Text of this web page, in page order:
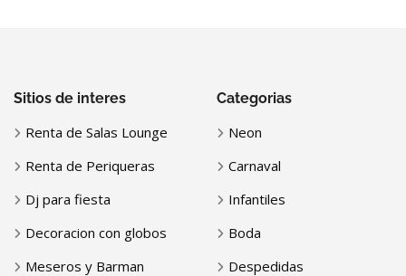
Sitios de interes
Renta de Salas Lounge
Renta de Periqueras
Dj para fiesta
Decoracion con globos
Meseros y Barman
Categorias
Neon
Carnaval
Infantiles
Boda
Despedidas